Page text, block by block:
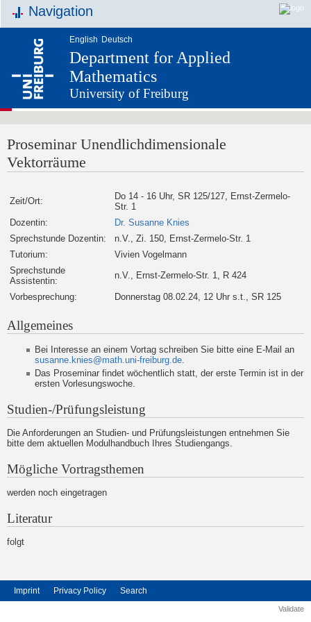
Navigation
English Deutsch
Department for Applied
Mathematics
University of Freiburg
Proseminar Unendlichdimensionale
Vektorräume
Zeit/Ort:
Do 14 - 16 Uhr, SR 125/127, Ernst-Zermelo-
Str. 1
Dozentin:
Dr. Susanne Knies
Sprechstunde Dozentin:
n.V., Zi. 150, Ernst-Zermelo-Str. 1
Tutorium:
Vivien Vogelmann
Sprechstunde
Assistentin:
n.V., Ernst-Zermelo-Str. 1, R 424
Vorbesprechung: Donnerstag 08.02.24, 12 Uhr s.t., SR 125
Allgemeines
Bei Interesse an einem Vortag schreiben Sie bitte eine E-Mail an
susanne.knies@math.uni-freiburg.de
Das Proseminar findet wöchentlich statt, der erste Termin ist in der
ersten Vorlesungswoche.
Studien-/Prüfungsleistung
Die Anforderungen an Studien- und Prüfungsleistungen entnehmen Sie
bitte dem aktuellen Modulhandbuch Ihres Studiengangs.
Mögliche Vortragsthemen
werden noch eingetragen
Literatur
folgt
Imprint Privacy Policy Search
Validate